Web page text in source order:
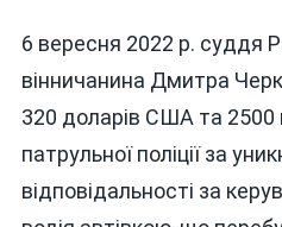
6 вересня 2022 р. суддя
вінничанина Дмитра
320 доларів США та 2500
патрульної поліції за
відповідальності за